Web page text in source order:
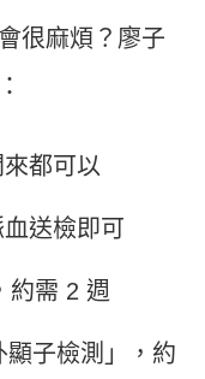
很麻煩？廖子
都可以
送檢即可
約需 2 週
子檢測」，約